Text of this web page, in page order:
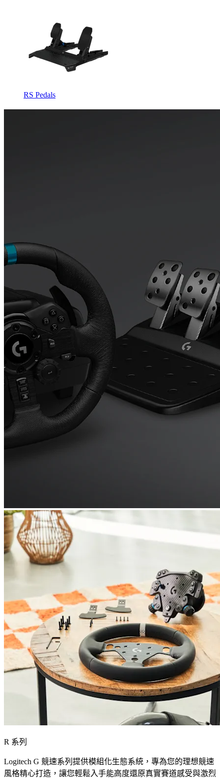
RS Pedals
R 系列
Logitech G 競速系列提供模組化生態系統，專為您的理想競速
風格精心打造，讓您輕鬆入手能高度還原真實賽道感受與激烈